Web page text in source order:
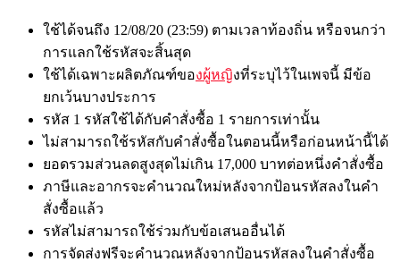
ใช้ได้จนถึง 12/08/20 (23:59) ตามเวลาท้องถิ่น หรือจนกว่า
การแลกใช้รหัสจะสิ้นสุด
ใช้ได้เฉพาะผลิตภัณฑ์ของผู้หญิงที่ระบุไว้ในเพจนี้ มีข้อ
ยกเว้นบางประการ
รหัส 1 รหัสใช้ได้กับคำสั่งซื้อ 1 รายการเท่านั้น
ไม่สามารถใช้รหัสกับคำสั่งซื้อในตอนนี้หรือก่อนหน้านี้ได้
ยอดรวมส่วนลดสูงสุดไม่เกิน 17,000 บาทต่อหนึ่งคำสั่งซื้อ
ภาษีและอากรจะคำนวณใหม่หลังจากป้อนรหัสลงในคำ
สั่งซื้อแล้ว
รหัสไม่สามารถใช้ร่วมกับข้อเสนออื่นได้
การจัดส่งฟรีจะคำนวณหลังจากป้อนรหัสลงในคำสั่งซื้อ